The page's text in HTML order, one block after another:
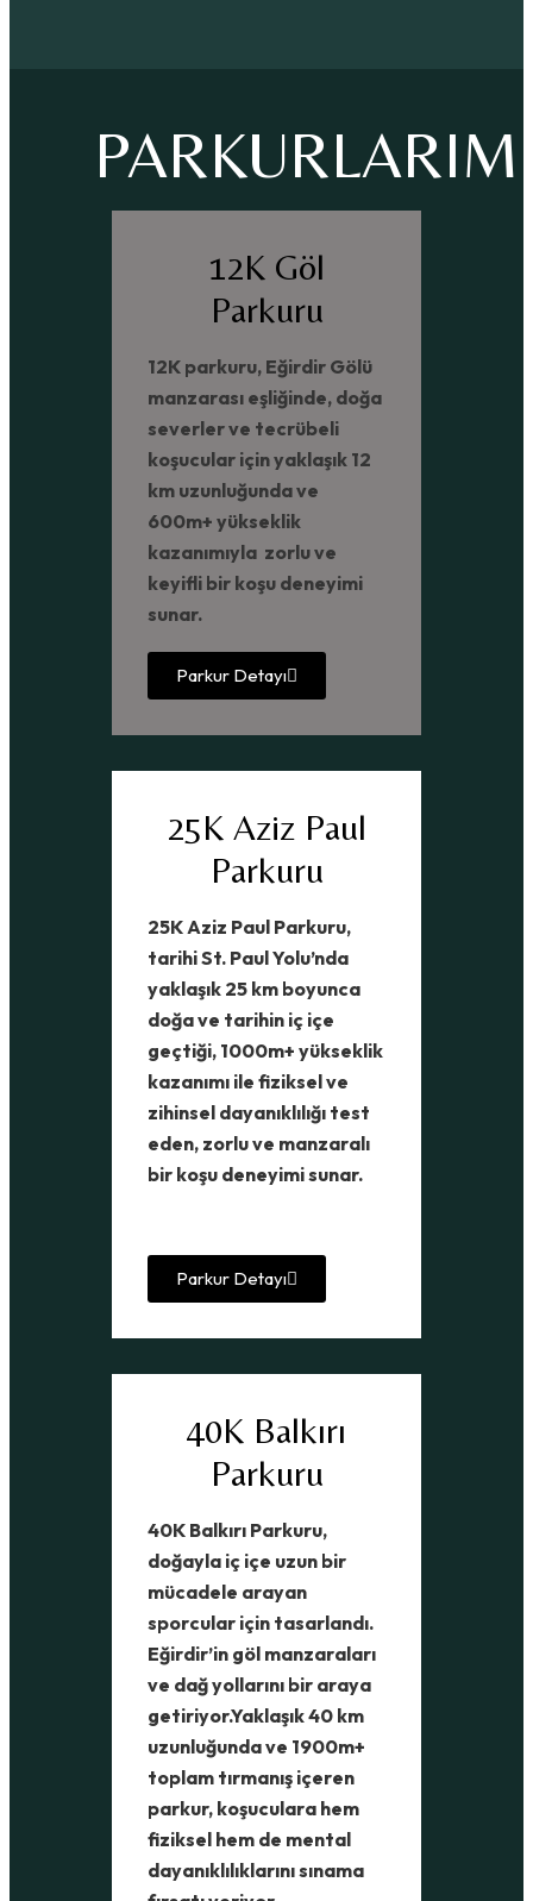
12K Göl
Parkuru
12K parkuru, Eğirdir Gölü
manzarası eşliğinde, doğa
severler ve tecrübeli
koşucular için yaklaşık 12
km uzunluğunda ve
600m+ yükseklik
kazanımıyla zorlu ve
keyifli bir koşu deneyimi
sunar.
Parkur Detayı
25K Aziz Paul
Parkuru
25K Aziz Paul Parkuru,
tarihi St. Paul Yolu’nda
yaklaşık 25 km boyunca
doğa ve tarihin iç içe
geçtiği, 1000m+ yükseklik
kazanımı ile fiziksel ve
zihinsel dayanıklılığı test
eden, zorlu ve manzaralı
bir koşu deneyimi sunar.
Parkur Detayı
40K Balkırı
Parkuru
40K Balkırı Parkuru,
doğayla iç içe uzun bir
mücadele arayan
sporcular için tasarlandı.
Eğirdir’in göl manzaraları
ve dağ yollarını bir araya
getiriyor.Yaklaşık 40 km
uzunluğunda ve 1900m+
toplam tırmanış içeren
parkur, koşuculara hem
fiziksel hem de mental
dayanıklılıklarını sınama